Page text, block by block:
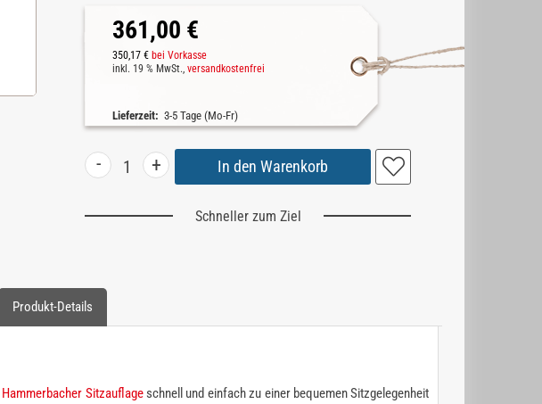
361,00 €
350,17 € bei Vorkasse
inkl. 19 % MwSt., versandkostenfrei
Lieferzeit: 3-5 Tage (Mo-Fr)
- +
Schneller zum Ziel
Produkt-Details
Hammerbacher Sitzauflageschnell und einfach zu einer bequemen Sitzgelegenheit